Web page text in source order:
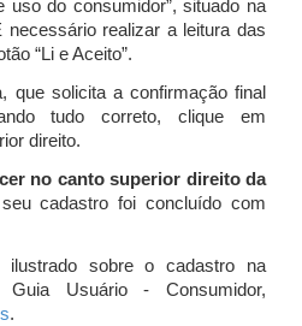
uso do consumidor”, situado na
necessário realizar a leitura das
“Li e Aceito”.
que solicita a confirmação final
tudo correto, clique em
direito.
no canto superior direito da
cadastro foi concluído com
sobre o cadastro na
Guia Usuário - Consumidor,
.